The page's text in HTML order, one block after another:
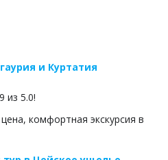
и Куртатия
из 5.0!
комфортная экскурсия в